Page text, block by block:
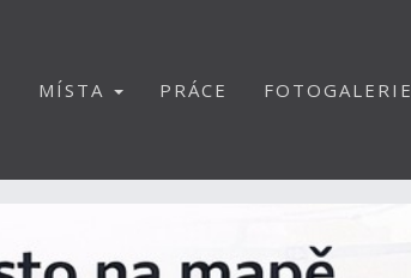
MÍSTA PRÁCE FOTOGALERIE